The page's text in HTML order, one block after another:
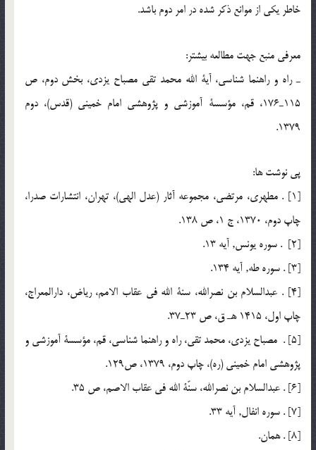
خاطر يكي از موانع ذكر شده در امر دوم باشد.
معرفي منبع جهت مطالعه بيشتر:
ـ راه و راهنما شناسي، آية الله محمد تقي مصباح يزدي، بخش دوم، ص
115ـ176، قم، مؤسسة آموزشي و پژوهشي امام خميني (قدس)، دوم
1379.
پي نوشت ها:
[1] . مطهري، مرتضي، مجموعه آثار (عدل الهي)، تهران، انتشارات صدرا،
چاپ دوم، 1370، ج 1، ص 138.
[2] . سوره يونس, آيه 13.
[3] . سوره طه, آيه 134.
[4] . عبدالسلام بن نصرالله، سنة الله في عقاب الامم، رياض، دارالمعراج،
چاپ اول، 1415 هـ ق، ص 23ـ37.
[5] . مصباح يزدي، محمد تقي، راه و راهنما شناسي، قم، مؤسسة آموزشي و
پژوهشي امام خميني (ره)، چاپ دوم، 1379، ص129.
[6] . عبدالسلام بن نصرالله، سنّة الله في عقاب الاصم، ص 35.
[7] . سوره انفال, آيه 33.
[8] . همان.